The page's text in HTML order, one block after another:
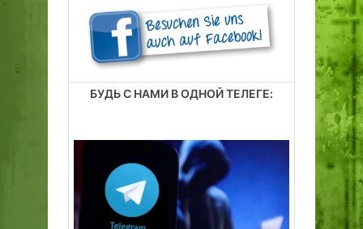
БУДЬ С НАМИ В ОДНОЙ ТЕЛЕГЕ: